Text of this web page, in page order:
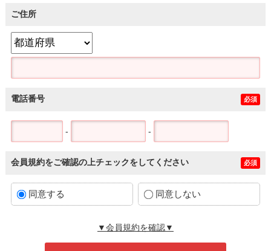
ご住所
電話番号 必須
- -
会員規約をご確認の上チェックをしてください 必須
同意する 同意しない
▼会員規約を確認▼